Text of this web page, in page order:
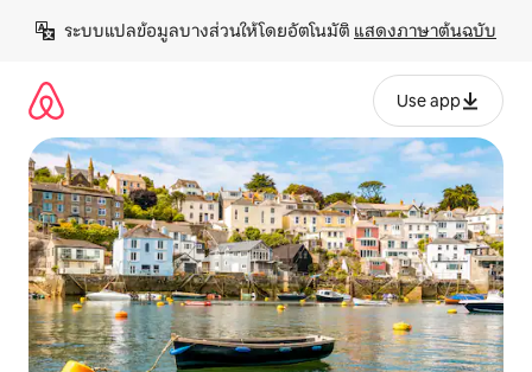
เนื้อหา
ระบบแปลข้อมูลบางส่วนให้โดยอัตโนมัติ แสดงภาษาต้นฉบับ
Use app